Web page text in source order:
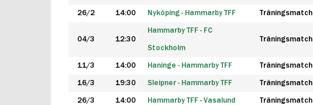
26/2 14:00 Nyköping - Hammarby TFF Träningsmatch
04/3 12:30
Hammarby TFF - FC
Stockholm
Träningsmatch
11/3 14:00 Haninge - Hammarby TFF Träningsmatch
16/3 19:30 Sleipner - Hammarby TFF Träningsmatch
26/3 14:00 Hammarby TFF - Vasalund Träningsmatch